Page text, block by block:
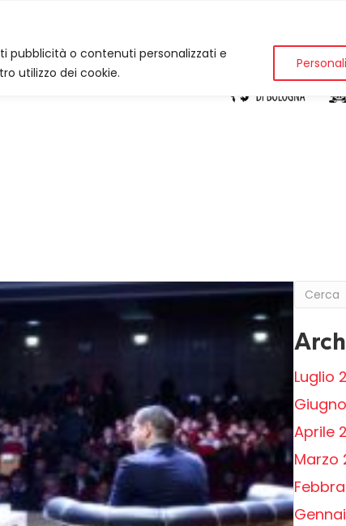
pubblicità o contenuti personalizzati e
utilizzo dei cookie.
Luglio
Aprile
Marzo